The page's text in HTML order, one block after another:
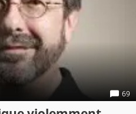
69